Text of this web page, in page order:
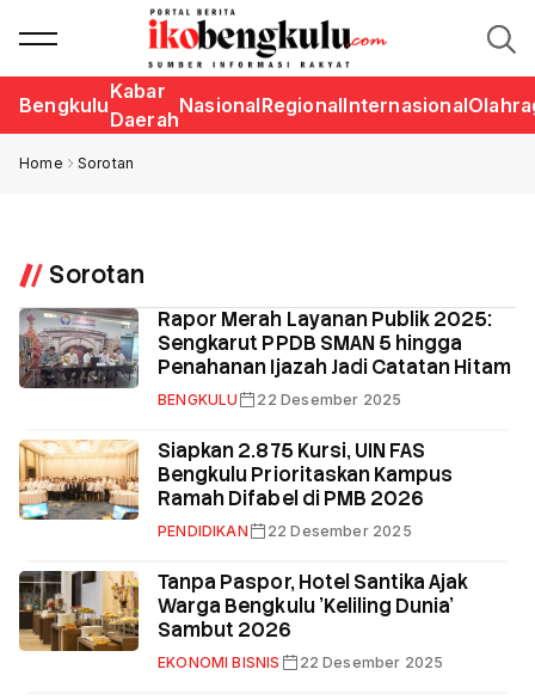
Bengkulu
Kabar
Daerah
NasionalRegionalInternasional
Home Sorotan
Sorotan
Rapor Merah Layanan Publik 2025:
Sengkarut PPDB SMAN 5 hingga
Penahanan Ijazah Jadi Catatan Hitam
BENGKULU 22 Desember 2025
Siapkan 2.875 Kursi, UIN FAS
Bengkulu Prioritaskan Kampus
Ramah Difabel di PMB 2026
PENDIDIKAN 22 Desember 2025
Tanpa Paspor, Hotel Santika Ajak
Warga Bengkulu 'Keliling Dunia'
Sambut 2026
EKONOMI BISNIS 22 Desember 2025